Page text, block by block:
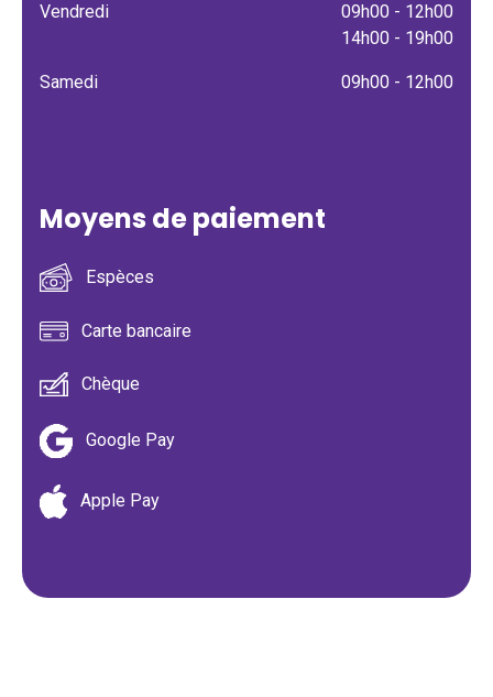
Vendredi
09h00 - 12h00
14h00 - 19h00
Samedi 09h00 - 12h00
Moyens de paiement
Espèces
Carte bancaire
Chèque
Google Pay
Apple Pay